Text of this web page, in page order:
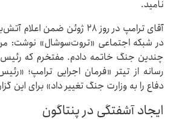
نامید.
آقای ترامپ در روز ۲۸ ژوئن
در شبکه اجتماعی «تروت‌سوشال»
چندین جنگ خاتمه دادم. مفتخرم که
رسانه از تیتر «فرمان اجرایی ترامپ؛
دفاع را به وزارت جنگ تغییر داد» برای این
ایجاد آشفتگی در پنتاگون